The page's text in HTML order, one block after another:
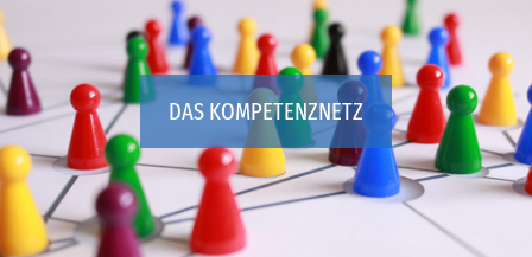
DAS KOMPETENZNETZ